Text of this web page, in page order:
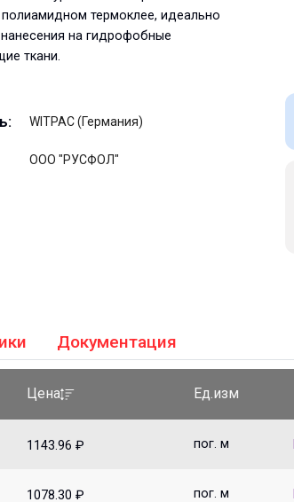
термоклее, идеально
на гидрофобные
ткани.
WITPAC (Германия)
ООО "РУСФОЛ"
Документация
Цена Ед.изм
1143.96 ₽ пог. м
1078.30 ₽ пог. м